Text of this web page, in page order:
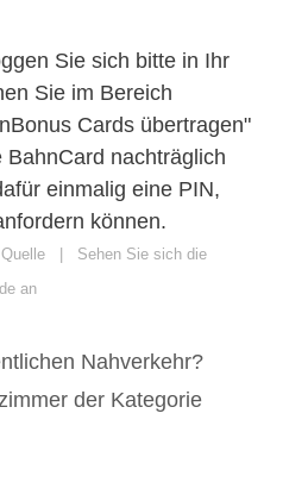
Sie sich bitte in Ihr
Sie im Bereich
Cards übertragen"
nachträglich
einmalig eine PIN,
können.
| Sehen Sie sich die
an
Nahverkehr?
der Kategorie